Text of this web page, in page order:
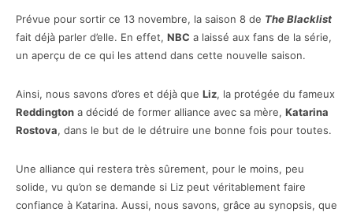
Prévue pour sortir ce 13 novembre, la saison 8 de The Blacklist
fait déjà parler d’elle. En effet, NBC a laissé aux fans de la série,
un aperçu de ce qui les attend dans cette nouvelle saison.
Ainsi, nous savons d’ores et déjà que Liz, la protégée du fameux
Reddington a décidé de former alliance avec sa mère, Katarina
Rostova, dans le but de le détruire une bonne fois pour toutes.
Une alliance qui restera très sûrement, pour le moins, peu
solide, vu qu’on se demande si Liz peut véritablement faire
confiance à Katarina. Aussi, nous savons, grâce au synopsis, que